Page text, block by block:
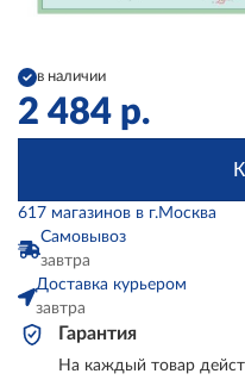
в наличии
2 484 р.
617 магазинов в г.Москва
Самовывоз
завтра
Доставка курьером
завтра
Гарантия
На каждый товар